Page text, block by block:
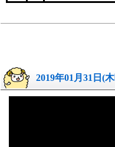
2019年01月31日(